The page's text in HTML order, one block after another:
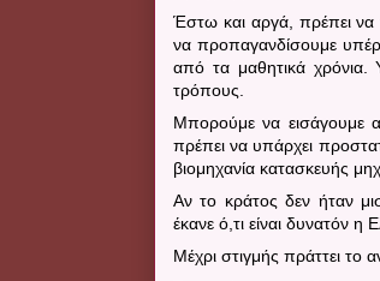
Έστω και αργά, πρέπει να
να προπαγανδίσουμε υπέρ
από τα μαθητικά χρόνια.
τρόπους.
Μπορούμε να εισάγουμε
πρέπει να υπάρχει
βιομηχανία κατασκευής
Αν το κράτος δεν ήταν
έκανε ό,τι είναι δυνατόν η
Μέχρι στιγμής πράττει το